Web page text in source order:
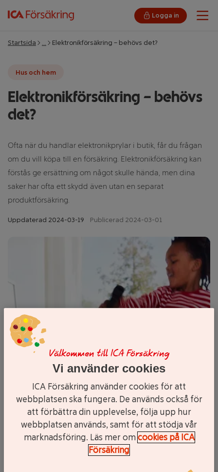
Logga in
Startsida … Elektronikförsäkring – behövs det?
Hus och hem
Elektronikförsäkring – behövs
det?
Ofta när du handlar elektronikprylar i butik, får du frågan
om du vill köpa till en försäkring. Elektronikförsäkring kan
förstås ge ersättning om något skulle hända, men dina
saker har ofta ett skydd även utan en separat
produktförsäkring.
Uppdaterad 2024-03-19 Publicerad 2024-03-01
Välkommen till ICA Försäkring
Vi använder cookies
ICA Försäkring använder cookies för att
webbplatsen ska fungera. De används också för
att förbättra din upplevelse, följa upp hur
webbplatsen används, samt för att stödja vår
marknadsföring. Läs mer omcookies på ICA
Försäkring